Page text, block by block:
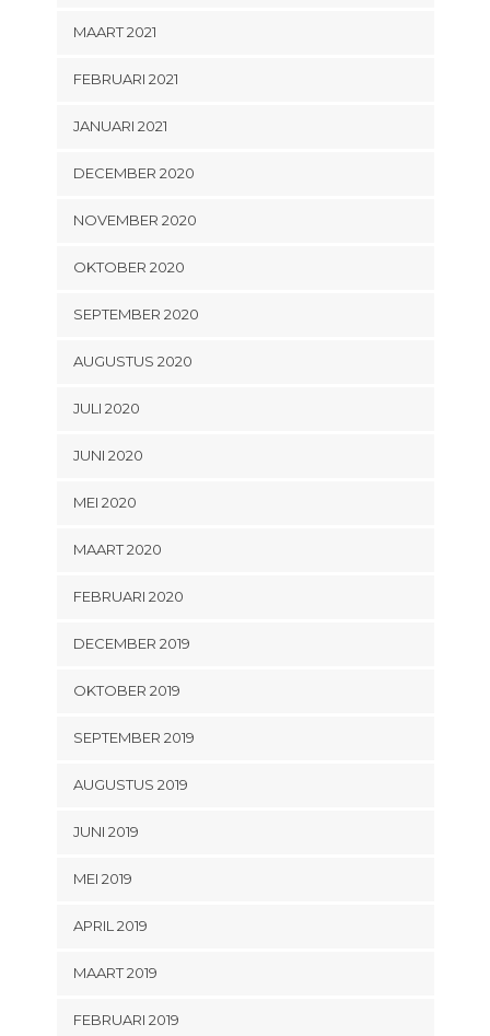
MAART 2021
FEBRUARI 2021
JANUARI 2021
DECEMBER 2020
NOVEMBER 2020
OKTOBER 2020
SEPTEMBER 2020
AUGUSTUS 2020
JULI 2020
JUNI 2020
MEI 2020
MAART 2020
FEBRUARI 2020
DECEMBER 2019
OKTOBER 2019
SEPTEMBER 2019
AUGUSTUS 2019
JUNI 2019
MEI 2019
APRIL 2019
MAART 2019
FEBRUARI 2019